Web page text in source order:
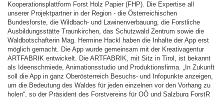
Kooperationsplattform Forst Holz Papier (FHP). Die Expertise all
unserer Projektpartner in der Region - die Österreichischen
Bundesforste, die Wildbach- und Lawinenverbauung, die Forstliche
Ausbildungsstätte Traunkirchen, das Schutzwald Zentrum sowie die
Waldbotschafterin Mag. Hermine Hackl haben die Inhalte der App erst
möglich gemacht. Die App wurde gemeinsam mit der Kreativagentur
ARTFABRIK entwickelt. Die ARTFABRIK, mit Sitz in Tirol, ist bekannt
als Ideenschmiede, Animationsstudio und Produktionsfirma. „In Zukunft
soll die App in ganz Oberösterreich Besuchs- und Infopunkte anzeigen,
um die Bedeutung des Waldes für jeden einzelnen vor den Vorhang zu
holen“, so der Präsident des Forstvereins für OÖ und Salzburg ForstR